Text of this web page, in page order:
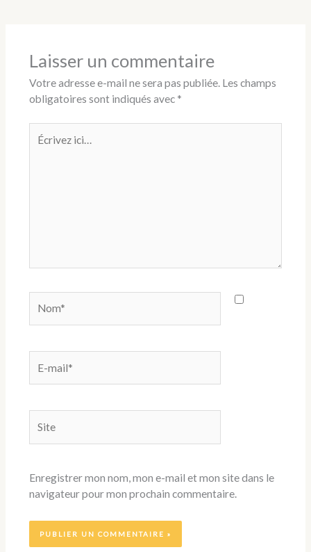
Laisser un commentaire
Votre adresse e-mail ne sera pas publiée. Les champs
obligatoires sont indiqués avec *
ici…
mail*
Enregistrer mon nom, mon e-mail et mon site dans le
navigateur pour mon prochain commentaire.